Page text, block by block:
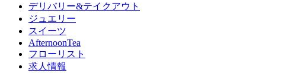
デリバリー&テイクアウト
ジュエリー
スイーツ
AfternoonTea
フローリスト
求人情報